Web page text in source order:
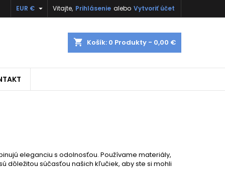
Vitajte, Prihlásenie alebo Vytvoriť účet
EUR € 
shopping_cart Košík: 0 Produkty - 0,00 €
eleganciu s odolnosťou. Používame materiály,
dôležitou súčasťou našich kľučiek, aby ste si mohli